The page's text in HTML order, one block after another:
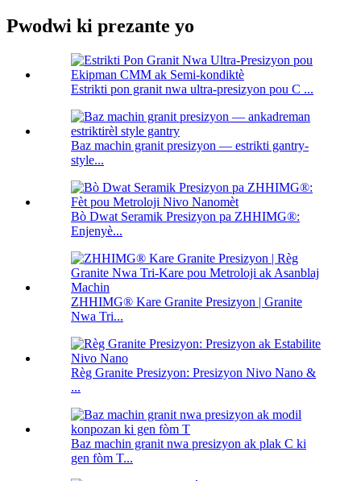
Pwodwi ki prezante yo
Estrikti pon granit nwa ultra-presizyon pou C ...
Baz machin granit presizyon — estrikti gantry-
style...
Bò Dwat Seramik Presizyon pa ZHHIMG®:
Enjenyè...
ZHHIMG® Kare Granite Presizyon | Granite
Nwa Tri...
Règ Granite Presizyon: Presizyon Nivo Nano &
...
Baz machin granit nwa presizyon ak plak C ki
gen fòm T...